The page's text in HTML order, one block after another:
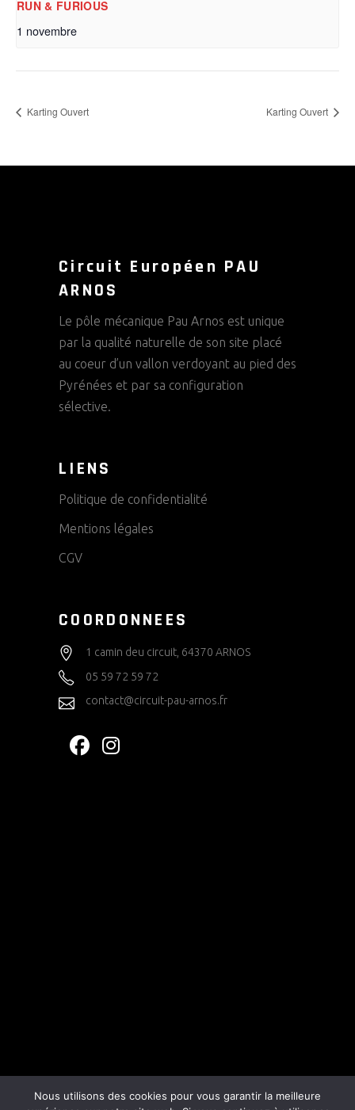
RUN & FURIOUS
1 novembre
Karting Ouvert Karting Ouvert
Circuit Européen PAU
ARNOS
Le pôle mécanique Pau Arnos est unique
par la qualité naturelle de son site placé
au coeur d’un vallon verdoyant au pied des
Pyrénées et par sa configuration
sélective.
LIENS
Politique de confidentialité
Mentions légales
CGV
COORDONNEES
1 camin deu circuit, 64370 ARNOS
05 59 72 59 72
contact@circuit-pau-arnos.fr
Nous utilisons des cookies pour vous garantir la meilleure